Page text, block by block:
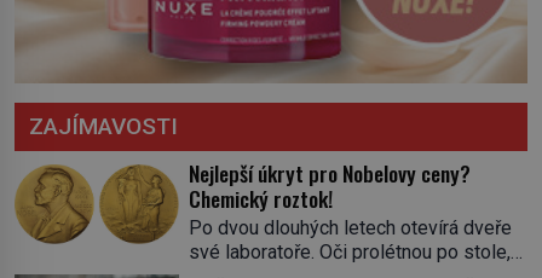
ZAJÍMAVOSTI
Nejlepší úkryt pro Nobelovy ceny?
Chemický roztok!
Po dvou dlouhých letech otevírá dveře
své laboratoře. Oči prolétnou po stole,